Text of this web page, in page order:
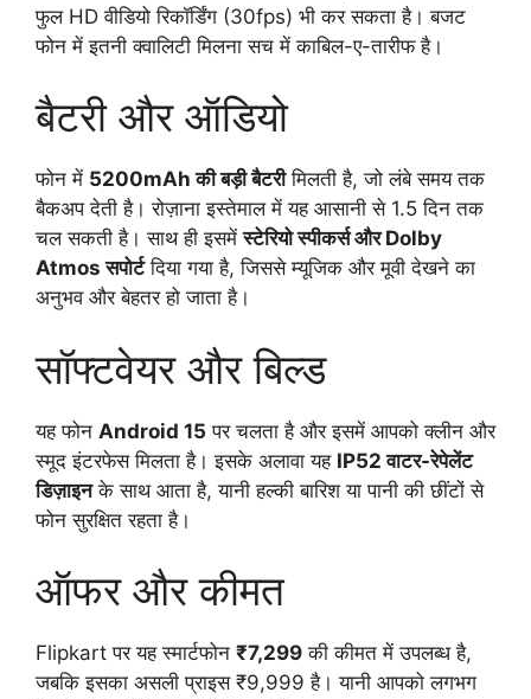
फुल HD वीडियो रिकॉर्डिंग (30fps) भी कर सकता है। बजट
फोन में इतनी क्वालिटी मिलना सच में काबिल-ए-तारीफ है।
बैटरी और ऑडियो
फोन में 5200mAh की बड़ी बैटरीमिलती है, जो लंबे समय तक
बैकअप देती है। रोज़ाना इस्तेमाल में यह आसानी से 1.5 दिन तक
चल सकती है। साथ ही इसमेंस्टेरियो स्पीकर्स और Dolby
Atmos सपोर्टदिया गया है, जिससे म्यूजिक और मूवी देखने का
अनुभव और बेहतर हो जाता है।
सॉफ्टवेयर और बिल्ड
यह फोन Android 15 पर चलता है और इसमें आपको क्लीन और
स्मूद इंटरफेस मिलता है। इसके अलावा यह IP52 वाटर-रेपेलेंट
डिज़ाइनके साथ आता है, यानी हल्की बारिश या पानी की छींटों से
फोन सुरक्षित रहता है।
ऑफर और कीमत
Flipkart पर यह स्मार्टफोन ₹7,299 की कीमत में उपलब्ध है,
जबकि इसका असली प्राइस ₹9,999 है। यानी आपको लगभग